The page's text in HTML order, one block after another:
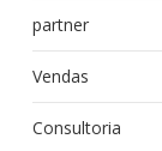
partner
Vendas
Consultoria